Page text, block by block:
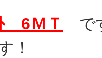
6ＭＴ
で
！